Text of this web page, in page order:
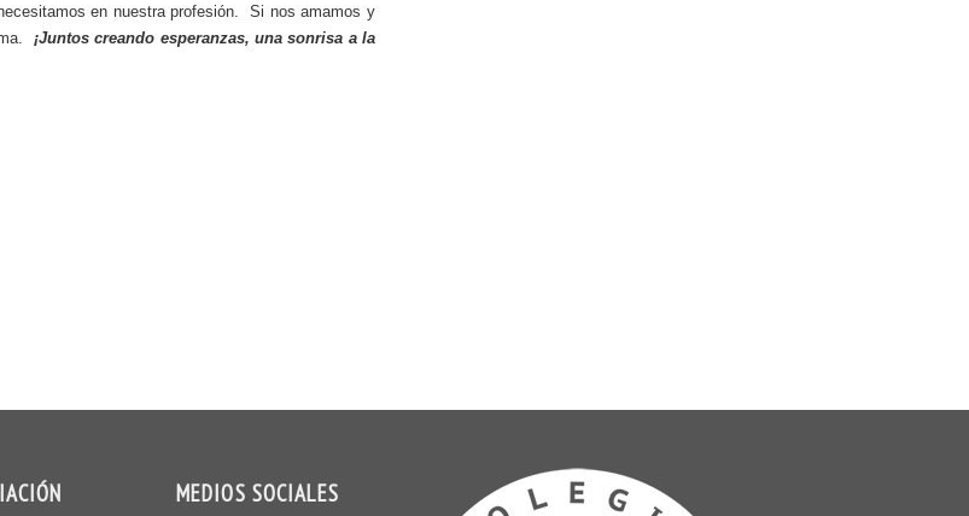
en nuestra profesión.
Si nos amamos y
¡Juntos creando esperanzas, una sonrisa a la
MEDIOS SOCIALES